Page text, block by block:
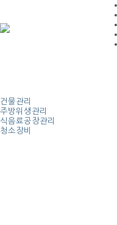
건물관리
주방위생관리
식음료공장관리
청소장비